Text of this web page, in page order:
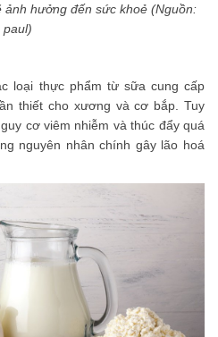
hưởng đến sức khoẻ (Nguồn:
paul)
loại thực phẩm từ sữa cung cấp
thiết cho xương và cơ bắp. Tuy
cơ viêm nhiễm và thúc đẩy quá
nguyên nhân chính gây lão hoá